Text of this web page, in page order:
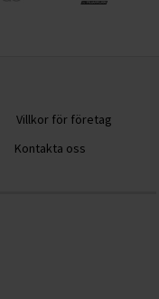
Villkor för företag
Kontakta oss